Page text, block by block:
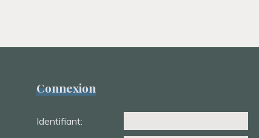
Connexion
Identifiant: